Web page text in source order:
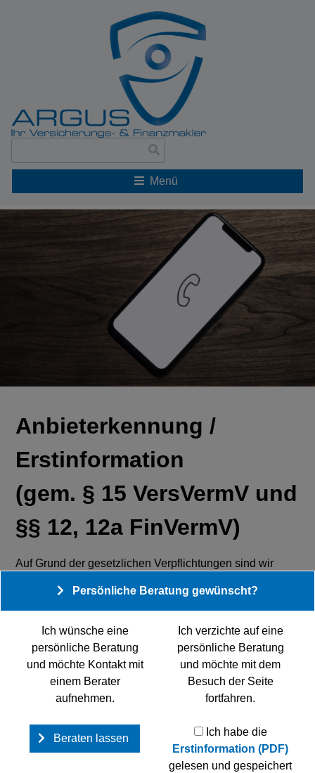
nach:
Menü
Anbieterkennung
Anbieterkennung /
Erstinformation
(gem. § 15 VersVermV und
§§ 12, 12a FinVermV)
Auf Grund der gesetzlichen Verpflichtungen sind wir
übermitteln bzw. auszuhändigen.
Rechtsstellung:
Sie erhalten hierzu Ausführungen und Hinweise in den
allgemeinen Vertragsgrundlagen für die Maklervollmacht
des Versicherungsmaklers.
Firmenanschrift / Angaben zum Unternehmen:
ARGUS - Ihr Versicherungsmakler Mike Pust
Rosa Luxemburg Str. 5
Persönliche Beratung gewünscht?
Ich wünsche eine
persönliche Beratung
und möchte Kontakt mit
einem Berater
aufnehmen.
Beraten lassen
Ich verzichte auf eine
persönliche Beratung
und möchte mit dem
Besuch der Seite
fortfahren.
Ich habe die
Erstinformation (PDF)
gelesen und gespeichert